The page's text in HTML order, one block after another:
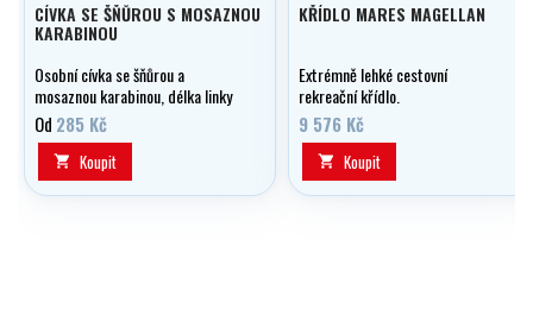
CÍVKA SE ŠŇŮROU S MOSAZNOU
KARABINOU
Osobní cívka se šňůrou a
mosaznou karabinou, délka linky
15 m, 30 m nebo 45 m.
Od 285 Kč
 Koupit
KŘÍDLO MARES MAGELLAN
Extrémně lehké cestovní
rekreační křídlo.
9 576 Kč
 Koupit